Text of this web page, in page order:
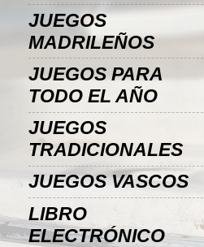
JUEGOS
MADRILEÑOS
JUEGOS PARA
TODO EL AÑO
JUEGOS
TRADICIONALES
JUEGOS VASCOS
LIBRO
ELECTRÓNICO